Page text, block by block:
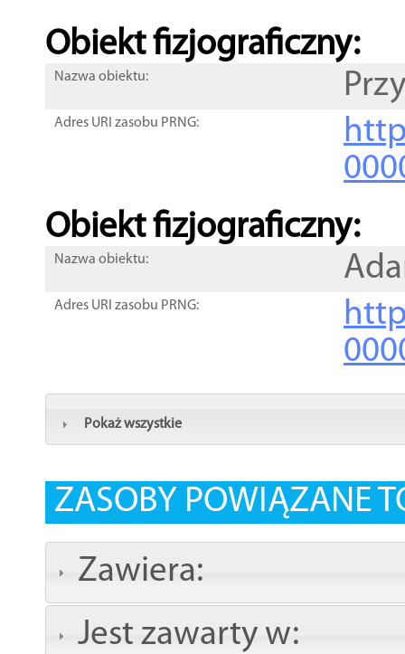
Obiekt fizjograficzny:
Nazwa obiektu:
Adres URI zasobu PRNG:
Obiekt fizjograficzny:
Nazwa obiektu:
Adres URI zasobu PRNG:
Pokaż wszystkie
ZASOBY POWIĄZANE
Zawiera:
Jest zawarty w: